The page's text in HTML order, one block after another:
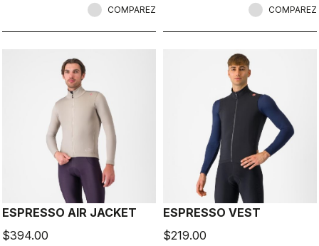
COMPAREZ COMPAREZ
ESPRESSO AIR JACKET
$394.00
ESPRESSO VEST
$219.00